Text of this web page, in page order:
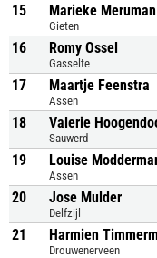
15 Marieke Meruman
Gieten
16 Romy Ossel
Gasselte
17 Maartje Feenstra
Assen
18 Valerie
Sauwerd
19 Louise
Assen
20 Jose Mulder
Delfzijl
21 Harmien
Drouwenerveen